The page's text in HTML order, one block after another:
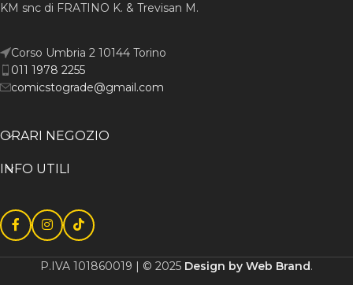
KM snc di FRATINO K. & Trevisan M.
Corso Umbria 2 10144 Torino
011 1978 2255
comicstograde@gmail.com
ORARI NEGOZIO
INFO UTILI
P.IVA 101860019 | © 2025 Design by Web Brand.